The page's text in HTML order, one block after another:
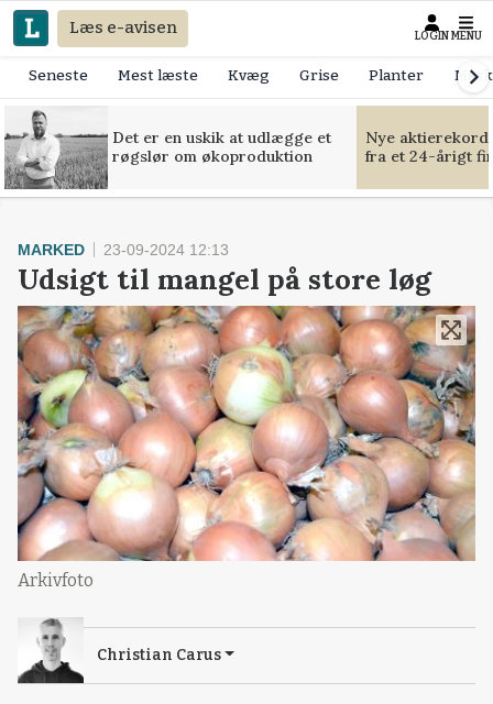
Læs e-avisen LOGIN MENU
Seneste Mest læste Kvæg Grise Planter
Det er en uskik at udlægge et
røgslør om økoproduktion
Nye
fra et 24-årigt
MARKED 23-09-2024 12:13
Udsigt til mangel på store løg
Arkivfoto
Christian Carus